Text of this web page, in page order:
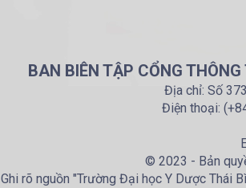
BAN BIÊN TẬP CỔNG
Địa chỉ: Số
Điện thoại:
© 2023 - Bản
Ghi rõ nguồn "Trường Đại học Y Dược Thái